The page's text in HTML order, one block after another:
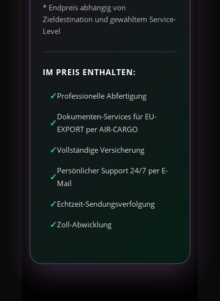
* Endpreis abhängig von
Zieldestination und gewähltem Service-
Level
IM PREIS ENTHALTEN:
Professionelle Abfertigung
Dokumenten-Services für EU-
EXPORT per AIR-CARGO
Vollständige Versicherung
Persönlicher Support 24/7 per E-
Mail
Echtzeit-Sendungsverfolgung
Zoll-Abwicklung